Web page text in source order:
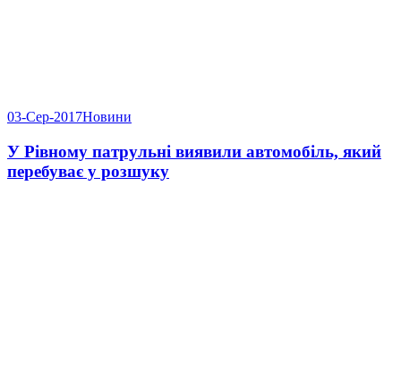
03-Сер-2017Новини
У Рівному патрульні виявили автомобіль, який
перебуває у розшуку